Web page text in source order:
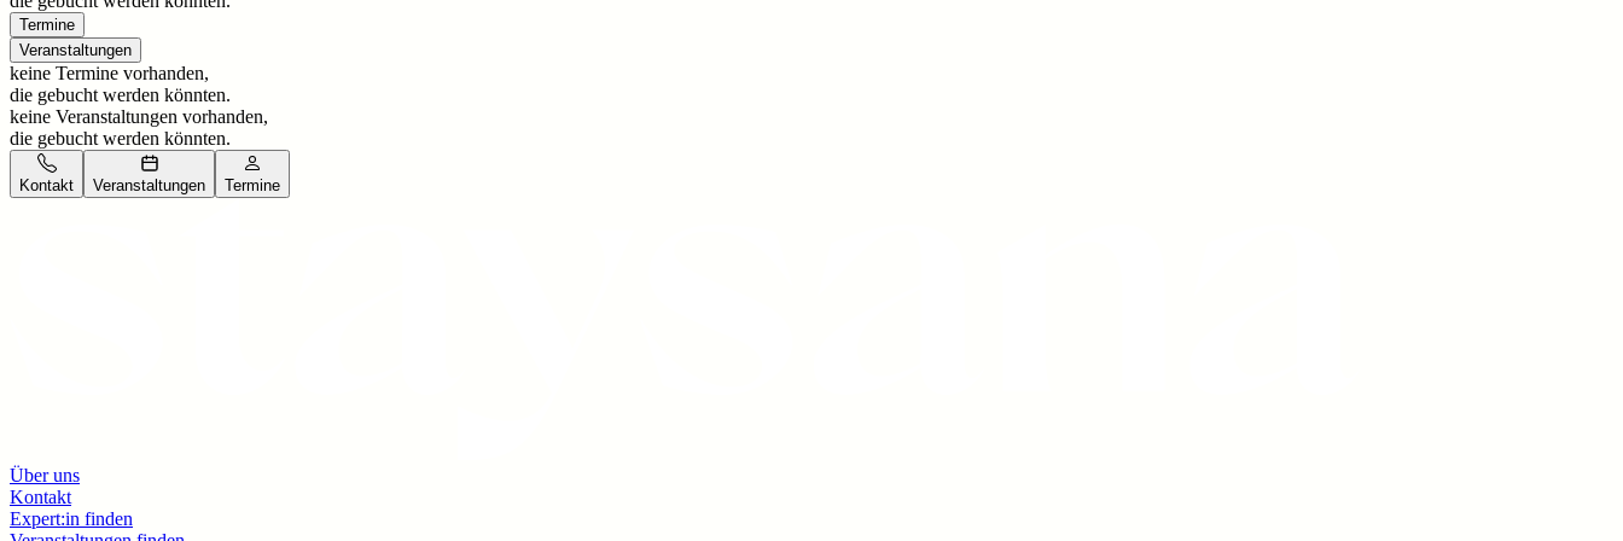
Termine
Veranstaltungen
keine Termine vorhanden,
die gebucht werden könnten.
keine Veranstaltungen vorhanden,
die gebucht werden könnten.
Kontakt Veranstaltungen Termine
Über uns
Kontakt
Expert:in finden